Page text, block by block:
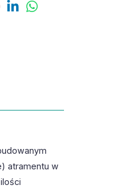
atramentu w